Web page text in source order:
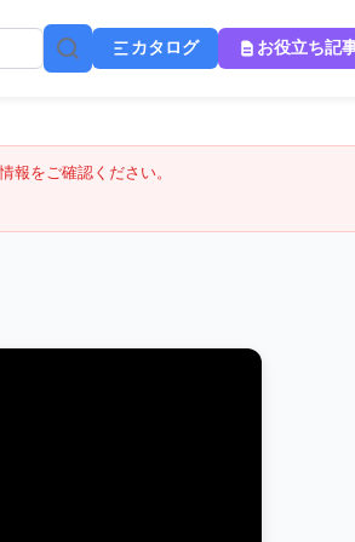
カタログ お役立ち記
報をご確認ください。